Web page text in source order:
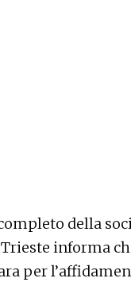
della
Trieste informa
per